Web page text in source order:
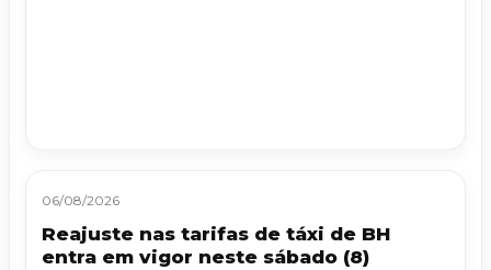
06/08/2026
Reajuste nas tarifas de táxi de BH
entra em vigor neste sábado (8)